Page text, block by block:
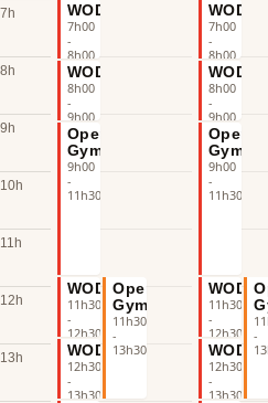
7h
8h
9h
10h
11h
12h
13h
WOD
7h00
-
8h00
Nico
WOD
8h00
-
9h00
Nico
Open
Gym
9h00
-
11h30
WOD
11h30
-
12h30
Romain
Open
Gym
11h30
-
13h30
WOD
12h30
-
13h30
WOD
7h00
-
8h00
Flora
WOD
8h00
-
9h00
Flora
Open
Gym
9h00
-
11h30
WOD
11h30
-
12h30
Flora
-
WOD
12h30
-
13h30